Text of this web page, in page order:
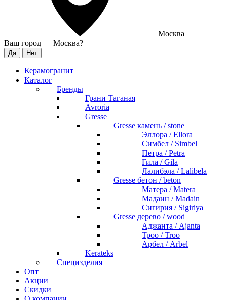
Москва
Ваш город — Москва?
Керамогранит
Каталог
Бренды
Грани Таганая
Avroria
Gresse
Gresse камень / stone
Эллора / Ellora
Симбел / Simbel
Петра / Petra
Гила / Gila
Лалибэла / Lalibela
Gresse бетон / beton
Матера / Matera
Мадаин / Madain
Сигирия / Sigiriya
Gresse дерево / wood
Аджанта / Ajanta
Троо / Troo
Арбел / Arbel
Kerateks
Специзделия
Опт
Акции
Скидки